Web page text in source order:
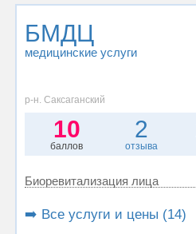
БМДЦ
медицинские услуги
р-н. Саксаганский
10
баллов
2
отзыва
Биоревитализация лица
➡️ Все услуги и цены (14)